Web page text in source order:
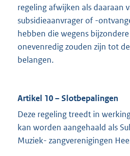
regeling afwijken als daaraan
subsidieaanvrager of -
hebben die wegens
onevenredig zouden zijn tot
belangen.
Artikel 10 – Slotbepalingen
Deze regeling treedt in
kan worden aangehaald als
Muziek- zangverenigingen